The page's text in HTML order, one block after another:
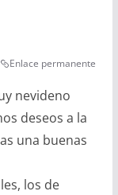
Enlace permanente
nevideno
deseos a la
una buenas
los de